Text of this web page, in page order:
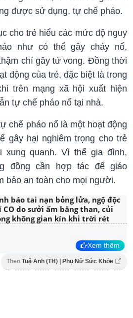
được sử dụng, tự chế pháo.
cho trẻ hiểu các mức độ nguy
như có thể gây cháy nổ,
chí gây tử vong. Đồng thời
động của trẻ, đặc biệt là trong
trên mạng xã hội xuất hiện
tự chế pháo nổ tại nhà.
chế pháo nổ là một hoạt động
gây hại nghiêm trọng cho trẻ
xung quanh. Vì thế gia đình,
đồng cần hợp tác để giáo
bảo an toàn cho mọi người.
báo tai nạn bỏng lửa, ngộ độc
CO do sưởi ấm bằng than, củi
không gian kín khi trời rét
Xem thêm
Theo Tuệ Anh (TH) | Phụ Nữ Sức Khỏe